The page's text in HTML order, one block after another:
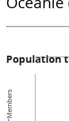
Population
Members